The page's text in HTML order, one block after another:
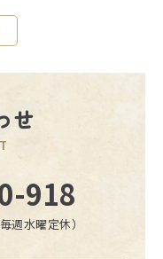
せ
918
週水曜定休）